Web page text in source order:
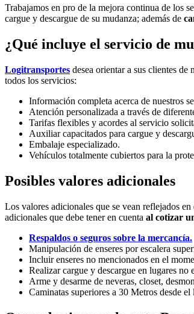
Trabajamos en pro de la mejora continua de los
cargue y descargue de su mudanza; además de
¿Qué incluye el servicio de
Logitransportes desea orientar a sus clientes
todos los servicios:
Información completa acerca de nuestros
Atención personalizada a través de
Tarifas flexibles y acordes al servicio
Auxiliar capacitados para cargue y
Embalaje especializado.
Vehículos totalmente cubiertos para la
Posibles valores adicionales
Los valores adicionales que se vean reflejados
adicionales que debe tener en cuenta al cotizar
Respaldos o seguros sobre la mercancía.
Manipulación de enseres por escalera
Incluir enseres no mencionados en el
Realizar cargue y descargue en lugares no
Arme y desarme de neveras, closet,
Caminatas superiores a 30 Metros desde el